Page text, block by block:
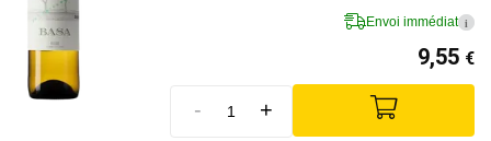
Envoi immédiat i
9,55 €
- +